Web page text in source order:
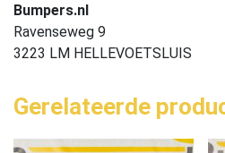
Bumpers.nl
Ravenseweg 9
3223 LM HELLEVOETSLUIS
Gerelateerde